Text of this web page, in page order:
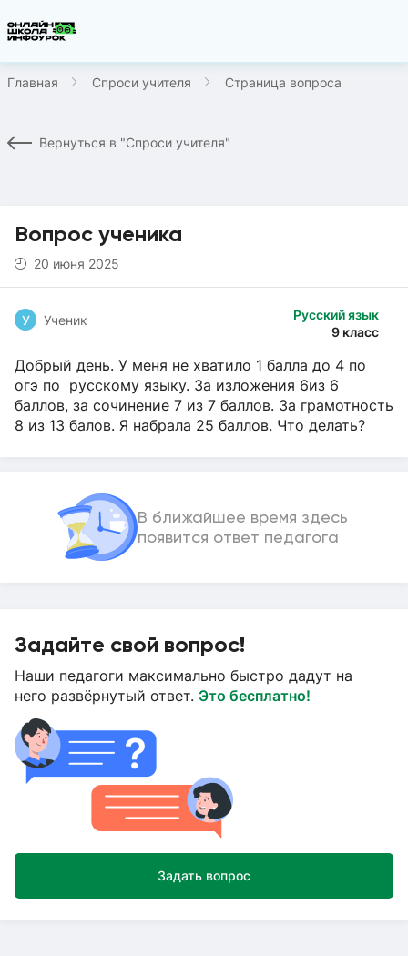
Главная Спроси учителя Страница вопроса
Вернуться в "Спроси учителя"
Вопрос ученика
20 июня 2025
Русский язык
9 класс
У Ученик
Добрый день. У меня не хватило 1 балла до 4 по
огэ по русскому языку. За изложения 6из 6
баллов, за сочинение 7 из 7 баллов. За грамотность
8 из 13 балов. Я набрала 25 баллов. Что делать?
В ближайшее время здесь
появится ответ педагога
Задайте свой вопрос!
Наши педагоги максимально быстро дадут на
него развёрнутый ответ. Это бесплатно!
Задать вопрос